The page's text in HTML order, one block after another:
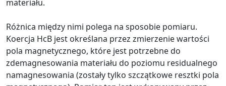
materiału.
Różnica między nimi polega na sposobie pomiaru.
Koercja HcB jest określana przez zmierzenie wartości
pola magnetycznego, które jest potrzebne do
zdemagnesowania materiału do poziomu residualnego
namagnesowania (zostały tylko szczątkowe resztki pola